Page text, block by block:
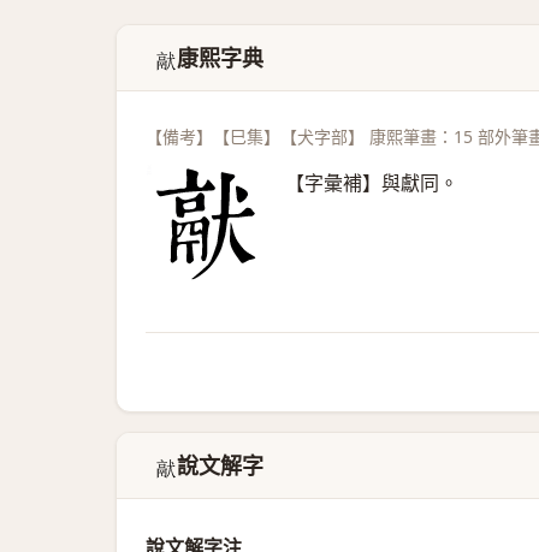
𤡎 康熙字典
【備考】【巳集】【犬字部】 康熙筆畫：15 部外筆
【字彙補】與獻同。
𤡎說文解字